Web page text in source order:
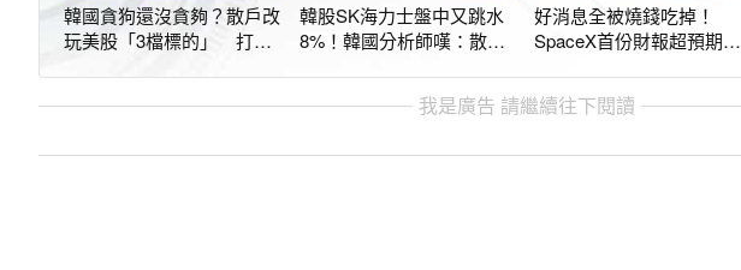
韓國貪狗還沒貪夠？散戶改
玩美股「3檔標的」 打開
韓股SK海力士盤中又跳水
8%！韓國分析師嘆：散戶
好消息全被燒錢吃掉！
SpaceX首份財報超預期
我是廣告 請繼續往下閱讀